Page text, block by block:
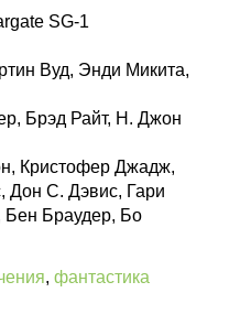
SG-1
Вуд, Энди Микита,
Брэд Райт, Н. Джон
Кристофер Джадж,
Дон С. Дэвис, Гари
Браудер, Бо
, фантастика